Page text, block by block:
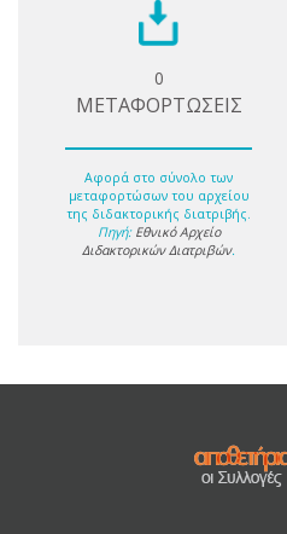
0
ΜΕΤΑΦΟΡΤΩΣΕΙΣ
Αφορά στο σύνολο των
μεταφορτώσων του αρχείου
της διδακτορικής διατριβής.
Πηγή: Εθνικό Αρχείο
Διδακτορικών Διατριβών.